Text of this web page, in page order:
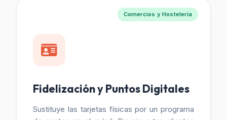
Comercios y Hostelería
Fidelización y Puntos Digitales
Sustituye las tarjetas físicas por un programa